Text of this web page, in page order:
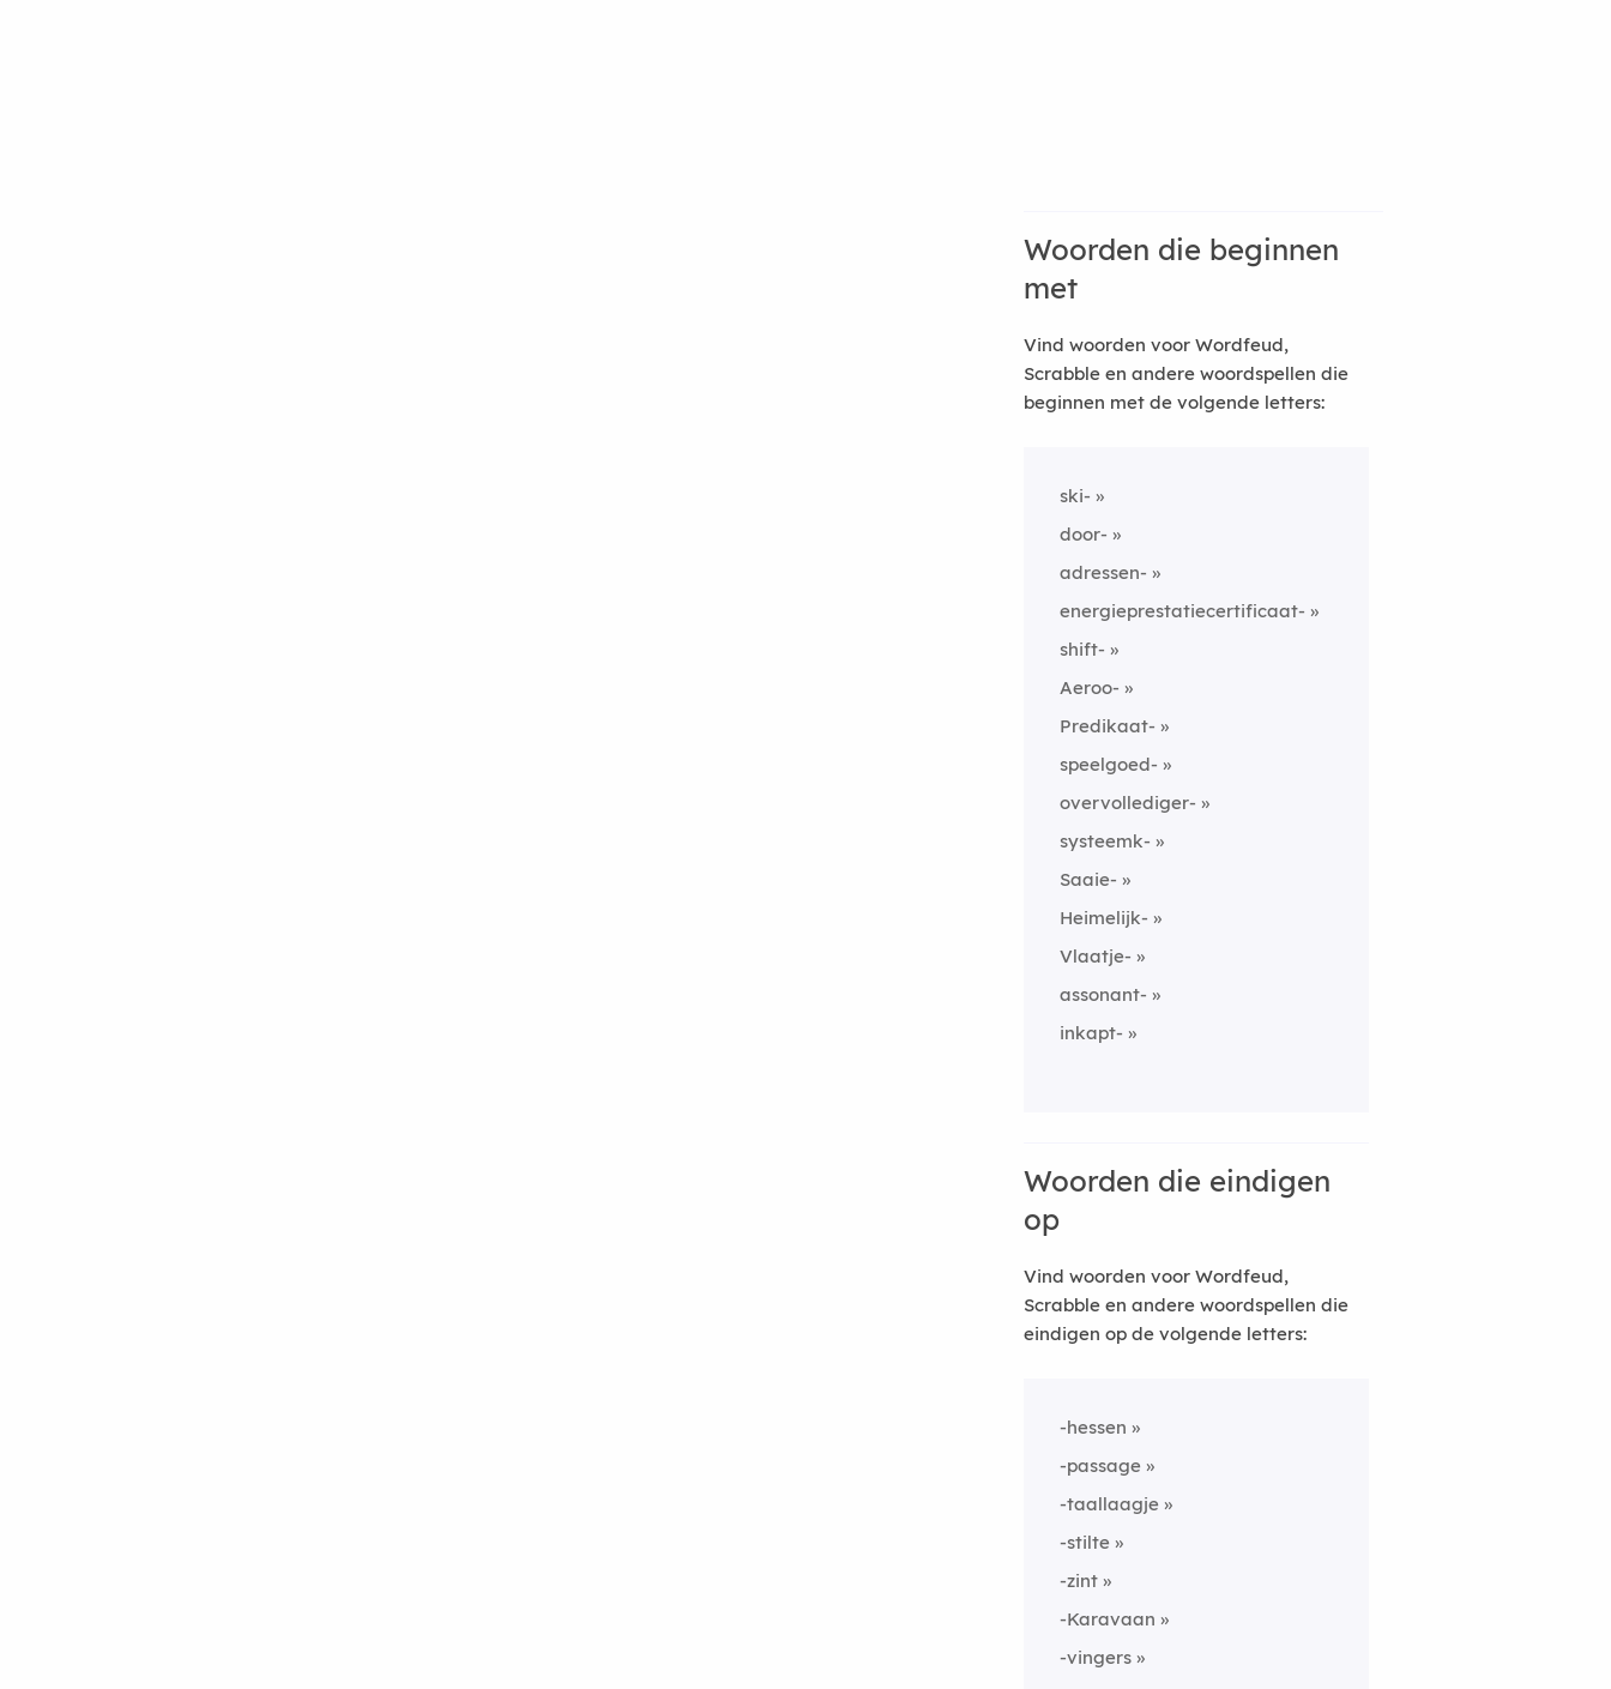
Woorden die beginnen
met
Vind woorden voor Wordfeud,
Scrabble en andere woordspellen die
beginnen met de volgende letters:
ski-
door-
adressen-
energieprestatiecertificaat-
shift-
Aeroo-
Predikaat-
speelgoed-
overvollediger-
systeemk-
Saaie-
Heimelijk-
Vlaatje-
assonant-
inkapt-
Woorden die eindigen
op
Vind woorden voor Wordfeud,
Scrabble en andere woordspellen die
eindigen op de volgende letters:
-hessen
-passage
-taallaagje
-stilte
-zint
-Karavaan
-vingers